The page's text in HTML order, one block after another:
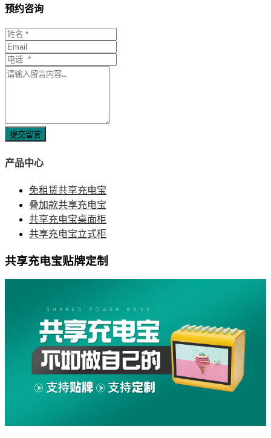
预约咨询
提交留言
产品中心
免租赁共享充电宝
叠加款共享充电宝
共享充电宝桌面柜
共享充电宝立式柜
共享充电宝贴牌定制